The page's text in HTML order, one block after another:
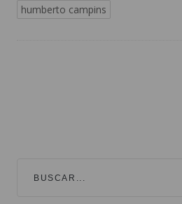
humberto campins